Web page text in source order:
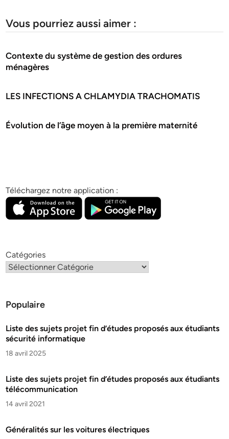
Vous pourriez aussi aimer :
Contexte du système de gestion des ordures
ménagères
LES INFECTIONS A CHLAMYDIA TRACHOMATIS
Évolution de l’âge moyen à la première maternité
Téléchargez notre application :
Catégories
Populaire
Liste des sujets projet fin d’études proposés aux étudiants
sécurité informatique
18 avril 2025
Liste des sujets projet fin d’études proposés aux étudiants
télécommunication
14 avril 2021
Généralités sur les voitures électriques